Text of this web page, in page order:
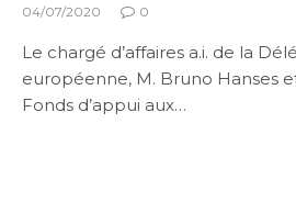
04/07/2020 0
Le chargé d’affaires a.i. de la
européenne, M. Bruno Hanses
Fonds d’appui aux…